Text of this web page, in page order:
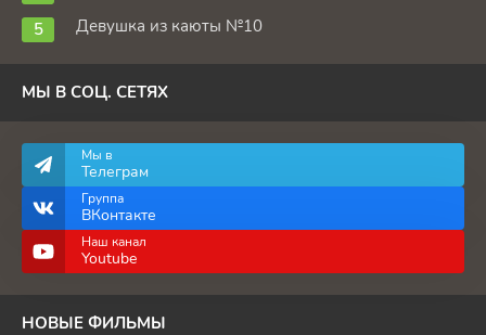
Девушка из каюты №10
МЫ В СОЦ. СЕТЯХ
Мы в
Телеграм
Группа
ВКонтакте
Наш канал
Youtube
НОВЫЕ ФИЛЬМЫ